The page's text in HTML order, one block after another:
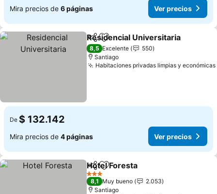
Mira precios de 6 páginas Ver precios
CompartirAgregar a favoritos
Residencial Universitaria
8,5 Excelente
550
Santiago
Habitaciones privadas limpias y económicas
De $ 132.142
Mira precios de 4 páginas Ver precios
CompartirAgregar a favoritos
Hotel Foresta
3 Estrellas
8,1 Muy bueno
2.053
Santiago